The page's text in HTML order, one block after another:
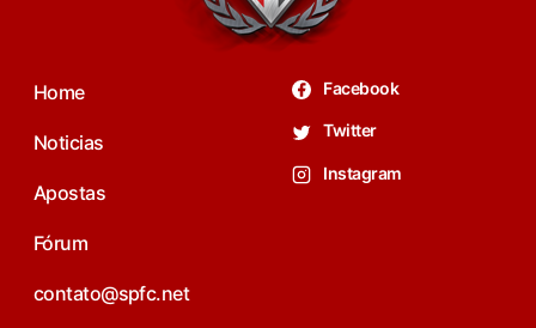
Home
Noticias
Apostas
Fórum
contato@spfc.net
Facebook
Twitter
Instagram